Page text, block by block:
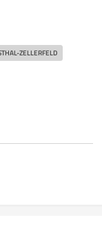
ZELLERFELD